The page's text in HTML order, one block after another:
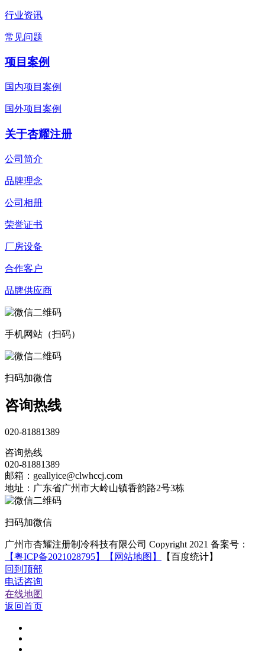
行业资讯
常见问题
项目案例
国内项目案例
国外项目案例
关于杏耀注册
公司简介
品牌理念
公司相册
荣誉证书
厂房设备
合作客户
品牌供应商
手机网站（扫码）
扫码加微信
咨询热线
020-81881389
咨询热线
020-81881389
邮箱：geallyice@clwhccj.com
地址：广东省广州市大岭山镇香韵路2号3栋
扫码加微信
广州市杏耀注册制冷科技有限公司 Copyright 2021 备案号：
【粤ICP备2021028795】
【网站地图】
【百度统计】
回到顶部
电话咨询
在线地图
返回首页